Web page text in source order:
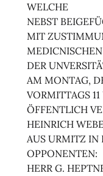
WELCHE
NEBST
MIT
DER
AM MONTAG,
VORMITTAGS 11
ÖFFENTLICH
HEINRICH
AUS URMITZ IN
OPPONENTEN:
HERR G.